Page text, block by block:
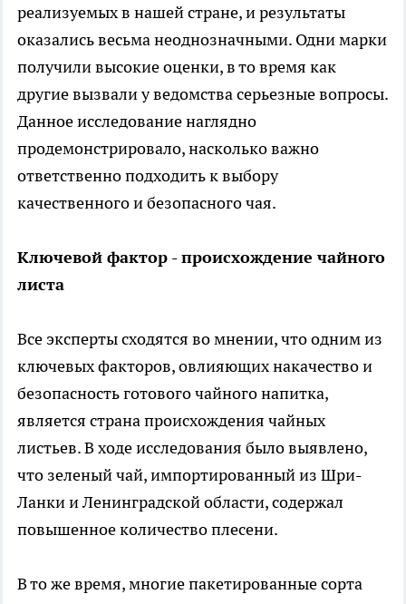
реализуемых в нашей стране, и результаты
оказались весьма неоднозначными. Одни марки
получили высокие оценки, в то время как
другие вызвали у ведомства серьезные вопросы.
Данное исследование наглядно
продемонстрировало, насколько важно
ответственно подходить к выбору
качественного и безопасного чая.
Ключевой фактор - происхождение чайного
листа
Все эксперты сходятся во мнении, что одним из
ключевых факторов, овлияющих накачество и
безопасность готового чайного напитка,
является страна происхождения чайных
листьев. В ходе исследования было выявлено,
что зеленый чай, импортированный из Шри-
Ланки и Ленинградской области, содержал
повышенное количество плесени.
В то же время, многие пакетированные сорта